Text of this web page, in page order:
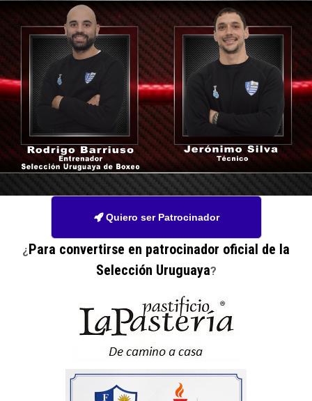
Quiero ser Patrocinador
¿Para convertirse en patrocinador oficial de la
Selección Uruguaya?